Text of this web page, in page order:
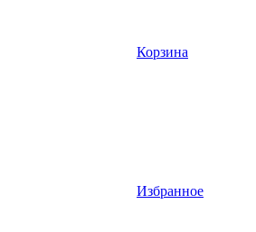
Корзина
Избранное